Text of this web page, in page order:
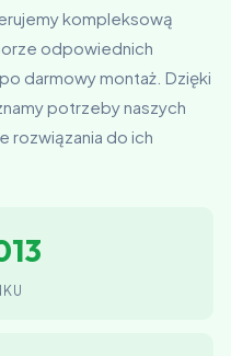
kompleksową
odpowiednich
darmowy montaż. Dzięki
potrzeby naszych
rozwiązania do ich